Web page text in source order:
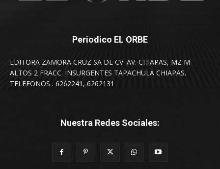
Periodico EL ORBE
EDITORA ZAMORA CRUZ SA DE CV. AV. CHIAPAS, MZ M
ALTOS 2 FRACC. INSURGENTES TAPACHULA CHIAPAS.
TELEFONOS . 6262241, 6262131
Nuestra Redes Sociales: